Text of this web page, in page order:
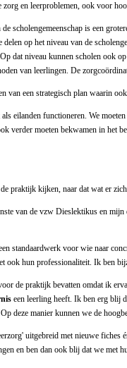
en leerproblemen, ook voor
scholengemeenschap is een
op het niveau van de
dat niveau kunnen scholen ook
van leerlingen. De
van een strategisch plan waarin
eilanden functioneren. We
verder moeten bekwamen in het
praktijk kijken, naar dat wat er
van de vzw Dieslektikus en
standaardwerk voor wie naar
ook hun professionaliteit. Ik ben
de praktijk bevatten omdat ik
een leerling heeft. Ik ben erg blij
deze manier kunnen we de
uitgebreid met nieuwe
en ben dan ook blij dat we met